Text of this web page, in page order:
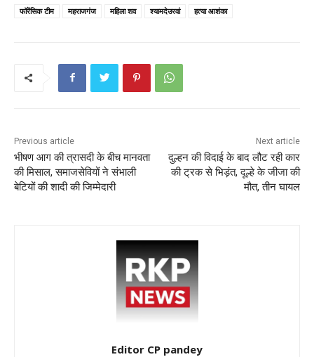
e er l ts
p
p
e e
फॉरेंसिक टीम
महराजगंज महिला शव श्यामदेउरवां हत्या आशंका
Previous article
भीषण आग की त्रासदी के बीच मानवता
की मिसाल, समाजसेवियों ने संभाली
बेटियों की शादी की जिम्मेदारी
Next article
दुल्हन की विदाई के बाद लौट रही कार
की ट्रक से भिड़ंत, दूल्हे के जीजा की
मौत, तीन घायल
Editor CP pandey